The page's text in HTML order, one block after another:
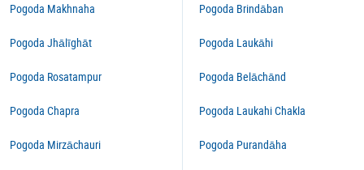
Pogoda Makhnaha
Pogoda Jhālīghāt
Pogoda Rosatampur
Pogoda Chapra
Pogoda Mirzāchauri
Pogoda Brindāban
Pogoda Laukāhi
Pogoda Belāchānd
Pogoda Laukahi Chakla
Pogoda Purandāha